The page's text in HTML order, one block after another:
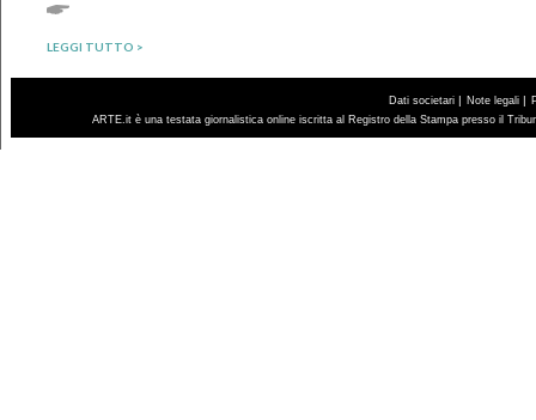
LEGGI TUTTO >
Dati societari | Note legali |
ARTE.it è una testata giornalistica online iscritta al Registro della Stampa presso il